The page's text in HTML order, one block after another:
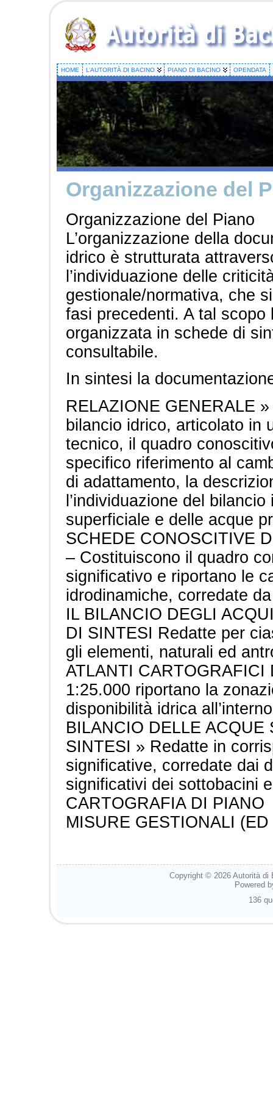
HOME L’AUTORITÀ DI BACINO PIANO DI BACINO OPENDATA
Organizzazione del
Organizzazione del Piano
L’organizzazione della
idrico è strutturata
l’individuazione delle
gestionale/normativa, che
fasi precedenti. A tal
organizzata in schede di
consultabile.
In sintesi la
RELAZIONE GENERALE
bilancio idrico, articolato in
tecnico, il quadro
specifico riferimento al
di adattamento, la
l’individuazione del
superficiale e delle acque
SCHEDE CONOSCITIVE
– Costituiscono il quadro
significativo e riportano le
idrodinamiche, corredate
IL BILANCIO DEGLI
DI SINTESI Redatte per
gli elementi, naturali ed
ATLANTI
1:25.000 riportano la
disponibilità idrica
BILANCIO DELLE
SINTESI » Redatte in
significative, corredate dai
significativi dei sottobacini
CARTOGRAFIA DI PIANO
MISURE GESTIONALI (ED
Copyright © 2026 Autorità di
Powered
136